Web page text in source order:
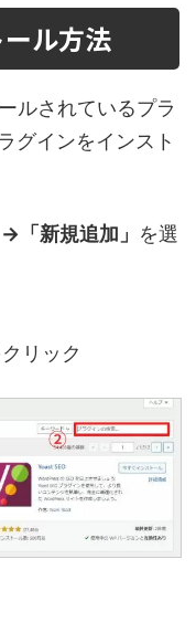
ル方法
ルされているプラ
グインをインスト
「新規追加」 を選
リック